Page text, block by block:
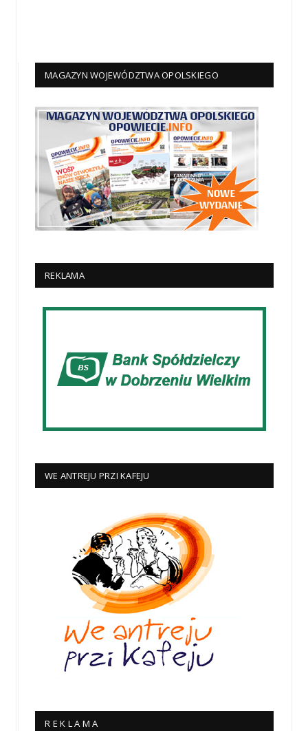
MAGAZYN WOJEWÓDZTWA OPOLSKIEGO
REKLAMA
WE ANTREJU PRZI KAFEJU
R E K L A M A